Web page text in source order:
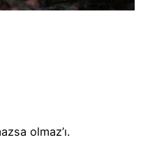
olmaz’ı.